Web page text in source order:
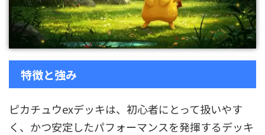
特徴と強み
ピカチュウexデッキは、初心者にとって扱いやす
く、かつ安定したパフォーマンスを発揮するデッキ